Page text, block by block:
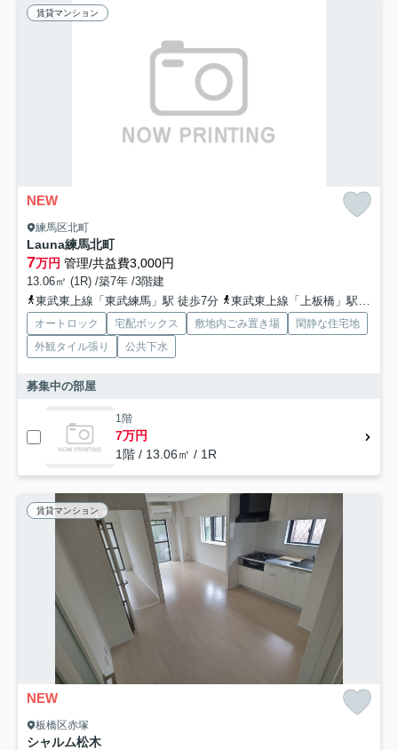
賃貸マンション
NEW
練馬区北町
Launa練馬北町
7万円 管理/共益費3,000円
13.06㎡ (1R) /築7年 /3階建
東武東上線「東武練馬」駅 徒歩7分
東武東上線「上板橋」駅 徒歩15分
オートロック 宅配ボックス 敷地内ごみ置き場
閑静な住宅地
外観タイル張り
公共下水
募集中の部屋
1階
7万円
1階 / 13.06㎡ / 1R
賃貸マンション
NEW
板橋区赤塚
シャルム松木